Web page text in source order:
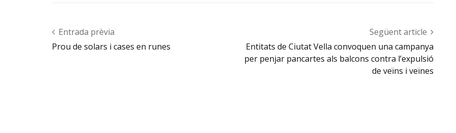
Post navigation
Entrada prèvia
Prou de solars i cases en runes
Següent article
Entitats de Ciutat Vella convoquen una campanya
per penjar pancartes als balcons contra l’expulsió
de veïns i veïnes